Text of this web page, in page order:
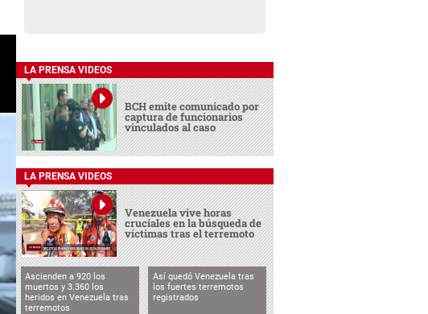
LA PRENSA VIDEOS
BCH emite comunicado por
captura de funcionarios
vinculados al caso
LA PRENSA VIDEOS
Venezuela vive horas
cruciales en la búsqueda de
víctimas tras el terremoto
Ascienden a 920 los
muertos y 3.360 los
heridos en Venezuela tras
terremotos
Así quedó Venezuela tras
los fuertes terremotos
registrados